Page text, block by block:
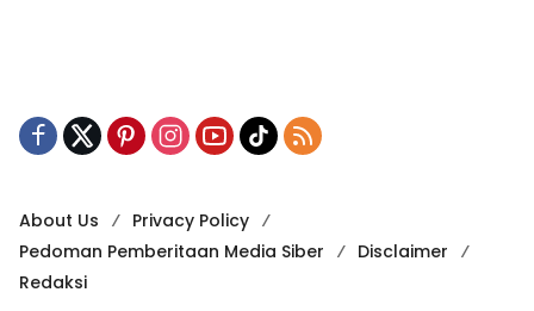
About Us
Privacy Policy
Pedoman Pemberitaan Media Siber
Disclaimer
Redaksi